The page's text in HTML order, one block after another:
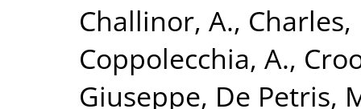
Challinor, A., Charles,
Coppolecchia, A.,
Giuseppe, De Petris,